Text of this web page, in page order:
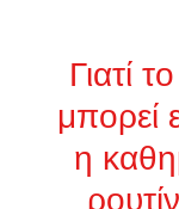
Γιατί
μπορεί
η